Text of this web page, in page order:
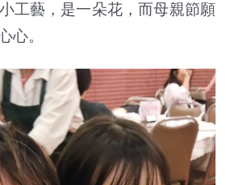
工藝，是一朵花，而母親節願
心。